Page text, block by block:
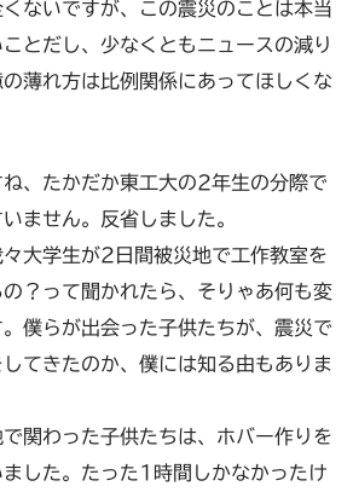
ないですが、この震災のことは本当
とだし、少なくともニュースの減り
薄れ方は比例関係にあってほしくな
、たかだか東工大の2年生の分際で
ません。反省しました。
大学生が2日間被災地で工作教室を
？って聞かれたら、そりゃあ何も変
僕らが出会った子供たちが、震災で
てきたのか、僕には知る由もありま
関わった子供たちは、ホバー作りを
した。たった1時間しかなかったけ